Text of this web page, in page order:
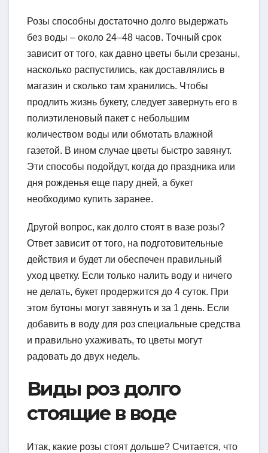
Розы способны достаточно долго выдержать
без воды – около 24–48 часов. Точный срок
зависит от того, как давно цветы были срезаны,
насколько распустились, как доставлялись в
магазин и сколько там хранились. Чтобы
продлить жизнь букету, следует завернуть его в
полиэтиленовый пакет с небольшим
количеством воды или обмотать влажной
газетой. В ином случае цветы быстро завянут.
Эти способы подойдут, когда до праздника или
дня рожденья еще пару дней, а букет
необходимо купить заранее.
Другой вопрос, как долго стоят в вазе розы?
Ответ зависит от того, на подготовительные
действия и будет ли обеспечен правильный
уход цветку. Если только налить воду и ничего
не делать, букет продержится до 4 суток. При
этом бутоны могут завянуть и за 1 день. Если
добавить в воду для роз специальные средства
и правильно ухаживать, то цветы могут
радовать до двух недель.
Виды роз долго
стоящие в воде
Итак, какие розы стоят дольше? Считается, что